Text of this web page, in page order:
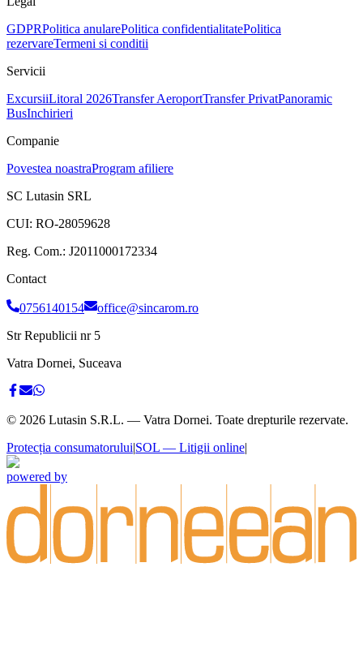
GDPRPolitica anularePolitica confidentialitatePolitica
rezervareTermeni si conditii
Servicii
ExcursiiLitoral 2026Transfer AeroportTransfer PrivatPanoramic
BusInchirieri
Companie
Povestea noastraProgram afiliere
SC Lutasin SRL
CUI: RO-28059628
Reg. Com.: J2011000172334
Contact
0756140154
office@sincarom.ro
Str Republicii nr 5
Vatra Dornei, Suceava
© 2026 Lutasin S.R.L. — Vatra Dornei. Toate drepturile rezervate.
Protecția consumatorului|SOL — Litigii online|
powered by